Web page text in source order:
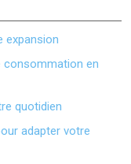
expansion
consommation en
quotidien
adapter votre